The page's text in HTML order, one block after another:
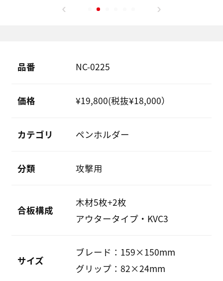
品番 NC-0225
価格 ¥19,800(税抜¥18,000）
カテゴリ ペンホルダー
分類 攻撃用
合板構成
木材5枚+2枚
アウタータイプ・KVC3
サイズ
ブレード：159×150mm
グリップ：82×24mm